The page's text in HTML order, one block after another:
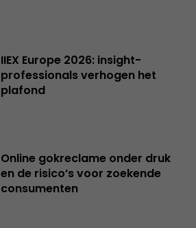
IIEX Europe 2026: insight-
professionals verhogen het
plafond
Online gokreclame onder druk
en de risico’s voor zoekende
consumenten